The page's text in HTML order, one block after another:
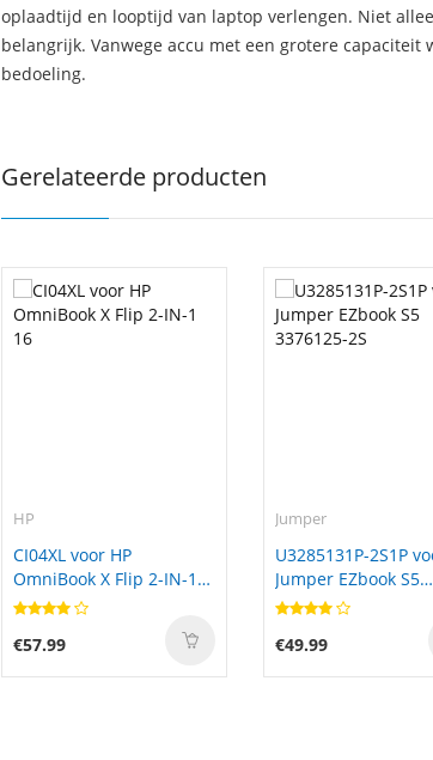
oplaadtijd en looptijd van laptop verlengen. Niet
belangrijk. Vanwege accu met een grotere
bedoeling.
Gerelateerde producten
HP
CI04XL voor HP
OmniBook X Flip 2-IN-1
16
€57.99
Jumper
U3285131P-2S1P
Jumper EZbook S5
3376125-2S
€49.99